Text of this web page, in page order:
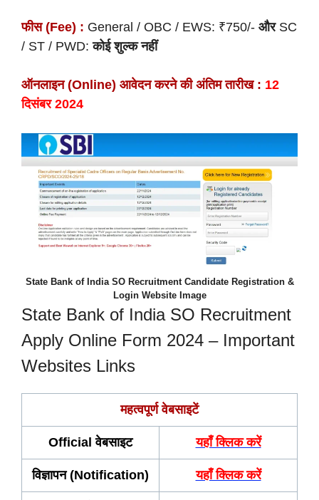
फीस (Fee) : General / OBC / EWS: ₹750/- औरSC
/ ST / PWD:कोई शुल्क नहीं
ऑनलाइन (Online) आवेदन करने की अंतिम तारीख : 12
दिसंबर 2024
State Bank of India SO Recruitment Candidate Registration &
Login Website Image
State Bank of India SO Recruitment
Apply Online Form 2024 – Important
Websites Links
महत्वपूर्ण वेबसाइटें
Official वेबसाइट यहाँ क्लिक करें
विज्ञापन (Notification) यहाँ क्लिक करें